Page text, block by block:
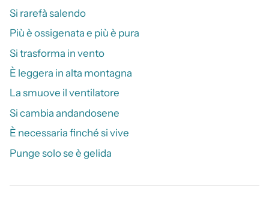
Si rarefà salendo
Più è ossigenata e più è pura
Si trasforma in vento
È leggera in alta montagna
La smuove il ventilatore
Si cambia andandosene
È necessaria finché si vive
Punge solo se è gelida